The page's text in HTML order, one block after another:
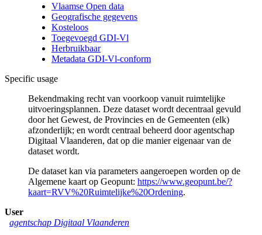
Vlaamse Open data
Geografische gegevens
Kosteloos
Toegevoegd GDI-Vl
Herbruikbaar
Metadata GDI-Vl-conform
Specific usage
Bekendmaking recht van voorkoop vanuit ruimtelijke
uitvoeringsplannen. Deze dataset wordt decentraal gevuld
door het Gewest, de Provincies en de Gemeenten (elk)
afzonderlijk; en wordt centraal beheerd door agentschap
Digitaal Vlaanderen, dat op die manier eigenaar van de
dataset wordt.
De dataset kan via parameters aangeroepen worden op de
Algemene kaart op Geopunt: https://www.geopunt.be/?
kaart=RVV%20Ruimtelijke%20Ordening.
User
agentschap Digitaal Vlaanderen